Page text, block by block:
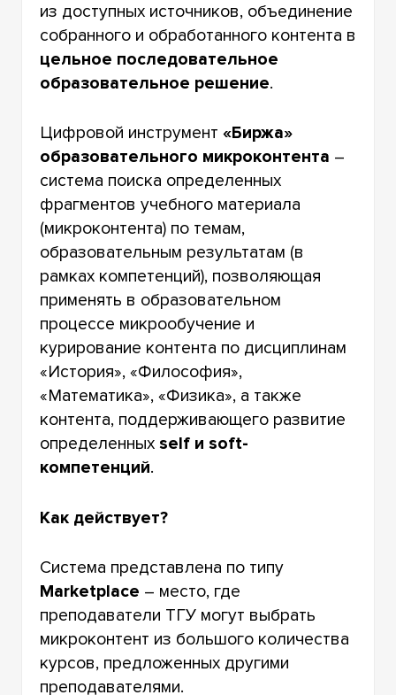
из доступных источников, объединение
собранного и обработанного контента в
цельное последовательное
образовательное решение.
Цифровой инструмент «Биржа»
образовательного микроконтента –
система поиска определенных
фрагментов учебного материала
(микроконтента) по темам,
образовательным результатам (в
рамках компетенций), позволяющая
применять в образовательном
процессе микрообучение и
курирование контента по дисциплинам
«История», «Философия»,
«Математика», «Физика», а также
контента, поддерживающего развитие
определенных self и soft-
компетенций.
Как действует?
Система представлена по типу
Marketplace – место, где
преподаватели ТГУ могут выбрать
микроконтент из большого количества
курсов, предложенных другими
преподавателями.